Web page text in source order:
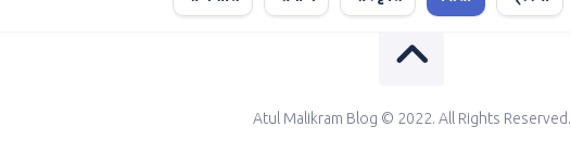
Atul Malikram Blog © 2022. All Rights Reserved.